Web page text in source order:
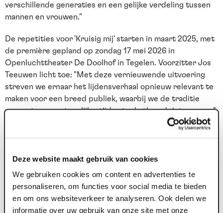
Deze website maakt gebruik van cookies
We gebruiken cookies om content en advertenties te
personaliseren, om functies voor social media te bieden
en om ons websiteverkeer te analyseren. Ook delen we
informatie over uw gebruik van onze site met onze
verschillende generaties en een gelijke verdeling tussen
mannen en vrouwen."
De repetities voor 'Kruisig mij' starten in maart 2025, met
de première gepland op zondag 17 mei 2026 in
Openluchttheater De Doolhof in Tegelen. Voorzitter Jos
Teeuwen licht toe: "Met deze vernieuwende uitvoering
streven we ernaar het lijdensverhaal opnieuw relevant te
maken voor een breed publiek, waarbij we de traditie
respecteren en tegelijkertijd actuele thema's integreren."
De kaartverkoop voor de Passiespelen 2026 is inmiddels
10% op de ticketprijs. Mis deze unieke en vernieuwende